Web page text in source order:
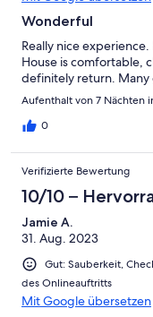
Wonderful
Really nice
House is comfortable,
definitely return. Many
Aufenthalt von 7 Nächten
0
Verifizierte Bewertung
10/10 –
Jamie A.
31. Aug. 2023
Gut: Sauberkeit,
des Onlineauftritts
Mit Google übersetzen